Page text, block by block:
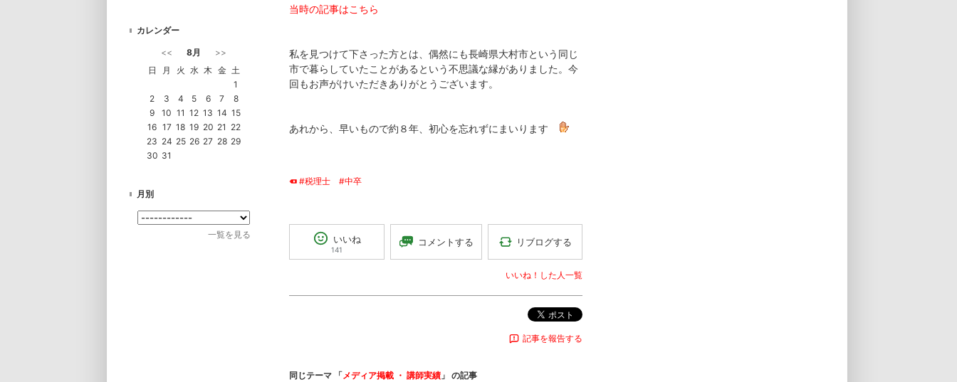
当時の記事はこちら
私を見つけて下さった方とは、偶然にも長崎県大村市という同じ
市で暮らしていたことがあるという不思議な縁がありました。今
回もお声がけいただきありがとうございます。
あれから、早いもので約８年、初心を忘れずにまいります
#税理士 #中卒
いいね
141
コメントする リブログする
いいね！した人一覧
ポスト
記事を報告する
同じテーマ 「メディア掲載 ・ 講師実績 」 の記事
カレンダー
<< 8月
>>
日
月 火 水 木 金 土
1
2
3 4 5 6 7
8
9
10 11 12 13 14 15
16 17 18 19 20 21 22
23 24 25 26 27 28 29
30 31
月別
一覧を見る